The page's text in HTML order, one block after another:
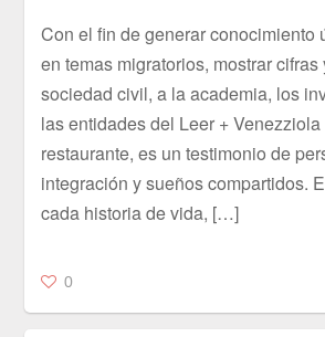
Con el fin de generar conocimiento
en temas migratorios, mostrar
sociedad civil, a la academia, los
las entidades del Leer +
restaurante, es un testimonio de
integración y sueños compartidos.
cada historia de vida, […]
0